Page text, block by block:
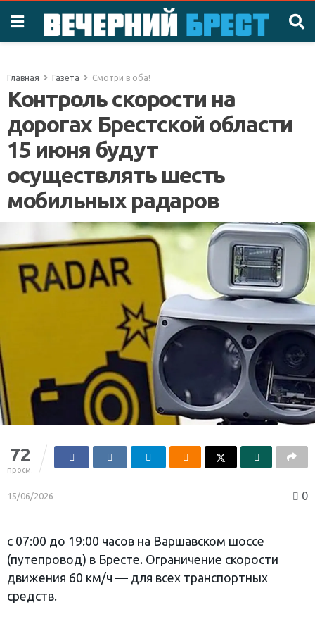
Главная Газета Смотри в оба!
Контроль скорости на
дорогах Брестской области
15 июня будут
осуществлять шесть
мобильных радаров
72
просм.
15/06/2026 0
с 07:00 до 19:00 часов на Варшавском шоссе
(путепровод) в Бресте. Ограничение скорости
движения 60 км/ч — для всех транспортных
средств.